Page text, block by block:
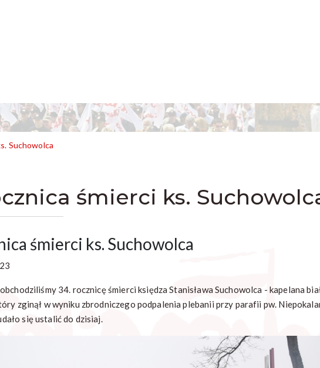
Suchowolca
śmierci ks.
śmierci ks. Suchowolca
34. rocznicę śmierci księdza Stanisława Suchowolca - kapelana
zginął w wyniku zbrodniczego podpalenia plebanii przy parafii pw.
się ustalić do dzisiaj.